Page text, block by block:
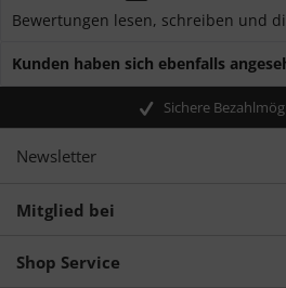
Bewertungen lesen, schreiben und
Kunden haben sich ebenfalls
Sichere
Newsletter
Mitglied bei
Shop Service